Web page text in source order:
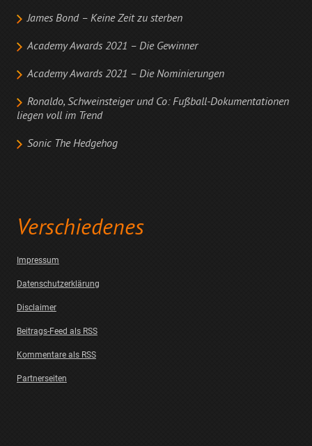
James Bond – Keine Zeit zu sterben
Academy Awards 2021 – Die Gewinner
Academy Awards 2021 – Die Nominierungen
Ronaldo, Schweinsteiger und Co: Fußball-Dokumentationen
liegen voll im Trend
Sonic The Hedgehog
Verschiedenes
Impressum
Datenschutzerklärung
Disclaimer
Beitrags-Feed als RSS
Kommentare als RSS
Partnerseiten